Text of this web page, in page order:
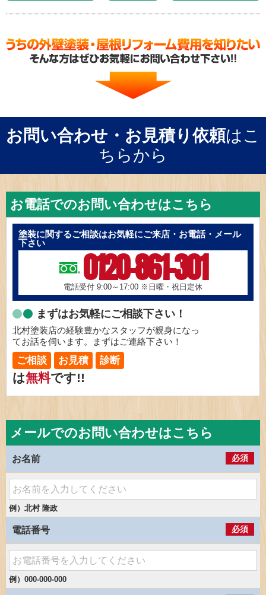
お問い合わせ・お見積り依頼はこ
ちらから
お電話でのお問い合わせはこちら
塗装に関するご相談はお気軽にご来店・お電話・メール
下さい
0120-861-301
電話受付 9:00～17:00 ※日曜・祝日定休
まずはお気軽にご相談下さい！
北村塗装店の経験豊かなスタッフが親身になっ
てお話を伺います。まずはご連絡下さい！
ご相談 お見積 診断
は無料です!!
メールでのお問い合わせはこちら
お名前 必須
例）北村 隆政
電話番号 必須
例）000-000-000